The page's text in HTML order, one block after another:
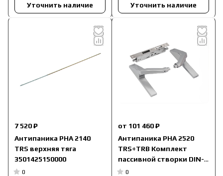
Уточнить наличие Уточнить наличие
7 520 ₽
Антипаника PHA 2140
TRS верхняя тяга
3501425150000
0
от 101 460 ₽
Антипаника PHA 2520
TRS+TRB Комплект
пассивной створки DIN-
L/R
0